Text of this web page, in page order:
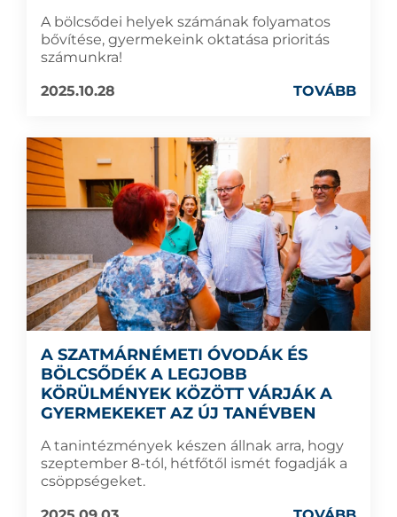
A bölcsődei helyek számának folyamatos
bővítése, gyermekeink oktatása prioritás
számunkra!
2025.10.28
TOVÁBB
A SZATMÁRNÉMETI ÓVODÁK ÉS
BÖLCSŐDÉK A LEGJOBB
KÖRÜLMÉNYEK KÖZÖTT VÁRJÁK A
GYERMEKEKET AZ ÚJ TANÉVBEN
A tanintézmények készen állnak arra, hogy
szeptember 8-tól, hétfőtől ismét fogadják a
csöppségeket.